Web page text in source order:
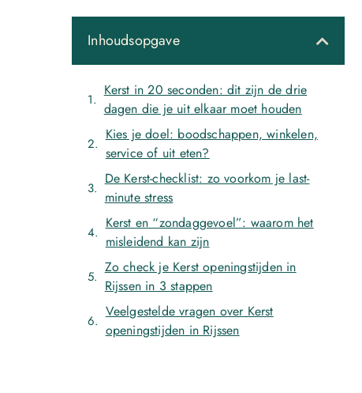
Inhoudsopgave
Kerst in 20 seconden: dit zijn de drie
dagen die je uit elkaar moet houden
Kies je doel: boodschappen, winkelen,
service of uit eten?
De Kerst-checklist: zo voorkom je last-
minute stress
Kerst en “zondaggevoel”: waarom het
misleidend kan zijn
Zo check je Kerst openingstijden in
Rijssen in 3 stappen
Veelgestelde vragen over Kerst
openingstijden in Rijssen